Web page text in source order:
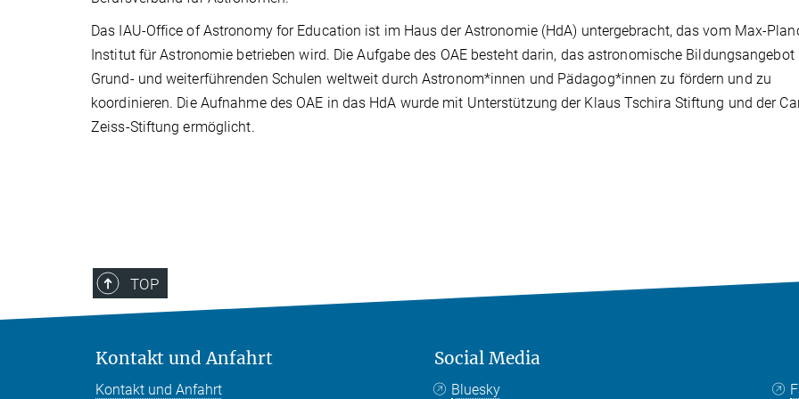
Das IAU-Office of Astronomy for Education ist im Haus der Astronomie (HdA) untergebracht, das vom Max-
Institut für Astronomie betrieben wird. Die Aufgabe des OAE besteht darin, das astronomische Bildungsangebot
Grund- und weiterführenden Schulen weltweit durch Astronom*innen und Pädagog*innen zu fördern und zu
koordinieren. Die Aufnahme des OAE in das HdA wurde mit Unterstützung der Klaus Tschira Stiftung und der
Zeiss-Stiftung ermöglicht.
TOP
Kontakt und Anfahrt
Kontakt und Anfahrt
Social Media
Bluesky